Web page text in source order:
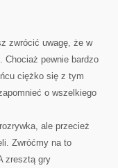
zwrócić uwagę, że w
Chociaż pewnie bardzo
ciężko się z tym
o wszelkiego
ale przecież
Zwróćmy na to
zresztą gry